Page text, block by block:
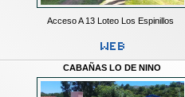
Acceso A 13 Loteo Los Espinillos
CABAÑAS LO DE NINO